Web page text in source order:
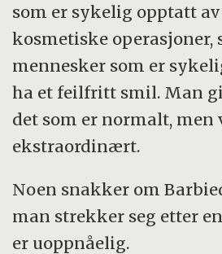
som er sykelig opptatt
kosmetiske operasjoner,
mennesker som er
ha et feilfritt smil. Man
det som er normalt, men
ekstraordinært.
Noen snakker om
man strekker seg etter
er uoppnåelig.